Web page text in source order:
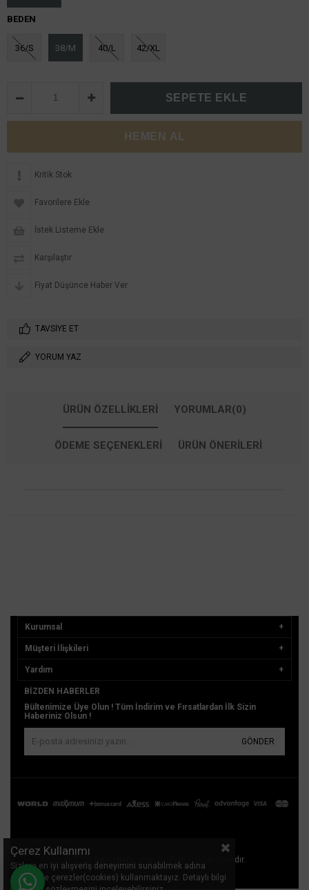
BEDEN
36/S 38/M 40/L 42/XL
Kritik Stok
Favorilere Ekle
İstek Listeme Ekle
Karşılaştır
Fiyat Düşünce Haber Ver
TAVSIYE ET
YORUM YAZ
ÜRÜN ÖZELLIKLERI YORUMLAR(0)
ÖDEME SEÇENEKLERI ÜRÜN ÖNERILERI
Kurumsal
Müşteri İlişkileri
Yardım
BIZDEN HABERLER
Bültenimize Üye Olun ! Tüm İndirim ve Fırsatlardan İlk Sizin
Haberiniz Olsun !
GÖNDER
© 2022 burcukara.com.tr - Tüm Hakları Saklıdır.
Çerez Kullanımı
Sizlere en iyi alışveriş deneyimini sunabilmek adına
sitemizde çerezler(cookies) kullanmaktayız. Detaylı bilgi